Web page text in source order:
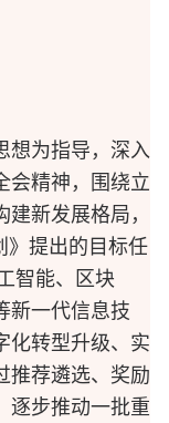
想为指导，深入
会精神，围绕立
新发展格局，
》提出的目标任
智能、区块
新一代信息技
化转型升级、实
推荐遴选、奖励
逐步推动一批重